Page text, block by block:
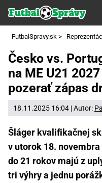
FutbalSpravy.sk >
Česko vs.
na ME U21
pozerať zápas
18.11.2025 16:04 | Autor:
Šláger kvalifikačnej
v utorok 18.
do 21 rokov majú z
tri výhry a jednu